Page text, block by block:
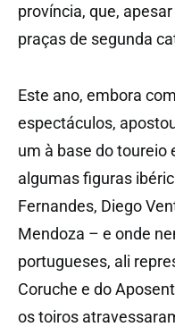
província, que,
praças de segunda
Este ano, embora
espectáculos,
um à base do
algumas figuras
Fernandes, Diego
Mendoza – e onde
portugueses, ali
Coruche e do
os toiros